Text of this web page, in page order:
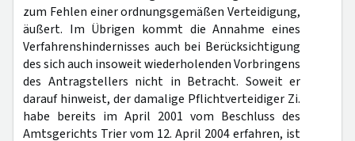
zum Fehlen einer ordnungsgemäßen Verteidigung,
äußert. Im Übrigen kommt die Annahme eines
Verfahrenshindernisses auch bei Berücksichtigung
des sich auch insoweit wiederholenden Vorbringens
des Antragstellers nicht in Betracht. Soweit er
darauf hinweist, der damalige Pflichtverteidiger Zi.
habe bereits im April 2001 vom Beschluss des
Amtsgerichts Trier vom 12. April 2004 erfahren, ist